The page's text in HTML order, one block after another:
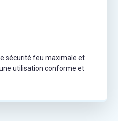
sécurité feu maximale et
utilisation conforme et